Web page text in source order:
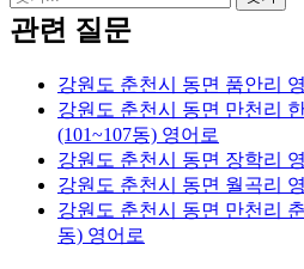
관련 질문
강원도 춘천시 동면 품안리
강원도 춘천시 동면 만천리
(101~107동) 영어로
강원도 춘천시 동면 장학리
강원도 춘천시 동면 월곡리
강원도 춘천시 동면 만천리
동) 영어로